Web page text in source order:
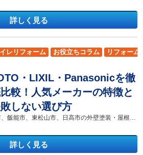
詳しく見る
・LIXIL・Panasonicを徹
較！人気メーカーの特徴と
しない選び方
皆様こんにちは！！ 坂戸市、飯能市、東松山市、日高市の外壁塗装・屋根リフォーム専門店 株式会社色彩デザインです！ 坂戸市でトイレリフォームを検討する際、「どのメーカーのトイレを選べば我が家にぴったりなのか分からない」「費用や機能の違いが複雑で決められない」とお悩みではありませんか。毎日家族全員が何度も使う場所だからこそ、トイレ選びは絶対に失敗したくない大切なポイントです。 本コラムでは、日本の住宅設備を牽引する3大人気メーカーであるTOTO、LIXIL、Panasonicのトイレを徹底的に比較し、それぞれの特徴や強みを分かりやすく解説します。 本コラムを読むと、各メーカーの代表的な機能の違いや、費用対効果の高いリフォームプランの立て方が明確に分かります。 これからトイレの交換を考えている方や、お掃除の手間を減らして水道代を節約したい坂戸市のご家族はぜひ最後まで読んでみてください！ ▼合わせてチェック▼色彩デザインのショールーム [myphp file="comContactL01"] TOTO・LIXIL・Panasonicを徹底比較！人気メーカーの特徴と失敗しない選び方 坂戸市でトイレリフォームを成功させるためには、メーカーごとの独自の強みを把握することが第一歩となります。トイレは一度設置すると10年から15年は使い続ける設備であるため、機能性やお手入れのしやすさを妥協なく比較することが重要です。 TOTOの強みとは？清潔機能と使い心地で支持される理由 TOTOのトイレは、独自の清潔技術である「きれい除菌水」と便器表面の滑らかさが最大の特徴です。きれい除菌水は洗剤を使わずに水から作られる除菌成分で、トイレの使用後や時間が経った後に自動で便器内に吹き付けられて黒ずみや菌の繁殖を強力に抑えます。便器の表面は「セフィオンテクト」と呼ばれるナノレベルの特殊なガラス層で焼き上げられており、汚れが引っかかる隙間すらありません。 実際に私が坂戸市のお客様宅でTOTOのピュアレストQRにリフォームした際、数ヶ月後の定期点検で「以前のトイレに比べて便器の輪じみ汚れが全くつかなくなり、毎日のブラシ掃除の回数が劇的に減った」と奥様から大変喜ばれました。毎日のトイレ掃除にまとまった時間をかけられない忙しいご家庭や、常に清潔な状態を維持したいご家族には、TOTOのトイレリフォームが非常に適しています。 LIXILの魅力を解説！デザイン性とコストパフォーマンスを比較 LIXILのトイレは、スタイリッシュで洗練されたデザイン性と、予算を抑えながらも高機能を手に入れられる優れたコストパフォーマンスが魅力です。LIXILの代名詞である「アクアセラミック」は、水に馴染む性質を持っており、汚物が水に浮き上がるようにツルンと流れ落ちる革新的な陶器素材となっています。さらに、便座の隙間が真上にしっかりと持ち上がる「お掃除リフトアップ」機能が搭載されているため、最も汚れが溜まりやすく臭いの原因になる便器と便座の隙間をストレスなく一拭きで綺麗にすることが可能です。 先日リフォームを担当した坂戸市の一戸建て住宅では、予算内で見た目をすっきりとさせたいというご要望があり、LIXILのサティスをご提案いたしました。限られたトイレ空間が劇的に広く見えるようになり、洗練されたインテリアのような空間に仕上がったことで、ご家族全員が大満足のトイレリフォームとなりました。デザイン性と高い清掃性を両立しつつ、リフォーム費用もお手頃に抑えたいという坂戸市のご家族にはLIXILのトイレが最適です。 Panasonicが選ばれる理由とは？アラウーノの独自機能と実力 Panasonicのトイレ「アラウーノ」は、家電メーカーならではの柔軟な発想から生まれた、従来の陶器製とは異なる有機ガラス系素材のトイレです。水族館の水槽や航空機の窓にも使われる非常に頑丈な素材で、水垢が表面に固着しにくい性質を持っているため、長期間にわたって新品のような輝きを維持できます。最も注目すべきは「激落ちバブル」と呼ばれる機能であり、市販の台所用中性洗剤を本体にセットしておくだけで、トイレを流すたびに2種類の細かい泡が便器内を自動でしっかりと洗浄します。 私が坂戸市内で3世代が同居する大家族のお客様のトイレをアラウーノL150シリーズにリフォームした際、使用頻度が高いにもかかわらず、泡の効果で便器の内側が常にピカピカに保たれていることに驚かれました。小さなお子様がいて飛び跳ね汚れが気になるご家庭や、とにかく自動でトイレを洗ってほしいという家事の効率化を求める坂戸市のご家族には、Panasonicのアラウーノが間違いなく強い味方になります。 節水・掃除・快適性で比較！2026年最新トイレ性能の違い 2026年の最新トイレリフォーム事情において、TOTO、LIXIL、Panasonicの3社は、節水性能、お掃除の手間、そして座り心地などの快適性においてそれぞれ明確な違いを打ち出しています。節水性の観点では、約20年前の古いトイレが1回あたり約13リットルの水を使用していたのに対し、現在の最新トイレは各社とも大洗浄で約3.8リットルから4.8リットルという3分の1以下の驚異的な少水量でしっかりと洗い流す構造です。お掃除の面では、TOTOが「除菌水による菌の抑制」、LIXILが「素材の防汚性と隙間のリフトアップ」、Panasonicが「泡による自動洗浄」というように、それぞれ異なるアプローチで綺麗な状態を維持する工夫を凝らしています。 坂戸市にお住まいの4人家族のお客様が20年前のトイレから最新の節水型トイレに交換した事例では、年間で約15,000円もの水道料金が削減され、毎月の固定費が目に見えて安くなったという具体的な効果が出ています。水道代を少しでも節約したいという視点で選ぶならどのメーカーでも高い効果を得られますが、ご家族が「除菌」「手動の拭きやすさ」「泡での自動洗浄」のどれを最も重視するかによって選ぶべきメーカーが決まります。 今回は、TOTO、LIXIL、Panasonicの3大メーカーの特徴を比較し、坂戸市でのトイレリフォームにおける失敗しない製品の選び方について解説いたしました。 TOTOは「きれい除菌水」による徹底的な清潔性と高い耐久性が強みであり、LIXILは「アクアセラミック」と「お掃除リフトアップ」による高いデザイン性とコストパフォーマンスが魅力です。そしてPanasonicは「有機ガラス系素材」と「激落ちバブル」による家電メーカーならではの自動洗浄機能が最大のメリットとなります。 それぞれのメーカーに独自の素晴らしい強みがありますので、ご予算、お掃除の頻度、水圧などの住宅環境を総合的に比較しながら、ご家族のライフスタイルに最も合う快適なトイレを選び出してください。 リフォーム専門店SDリフォームでは、坂戸市を中心としたエリアで、地域密着をモットーに坂戸市をメインにリフォームを行わせていただいております。是非！リフォームの事ならSDリフォームにお任せください！ ▼合わせてチェック▼色彩デザインのショールーム [myphp file="comContactL01"]
詳しく見る
イレリフォーム お役立ちコラム
リフォーム
山町
滑川町 鳩山町 越生町